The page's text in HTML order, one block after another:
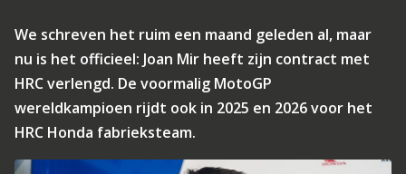
We schreven het ruim een maand geleden al, maar
nu is het officieel: Joan Mir heeft zijn contract met
HRC verlengd. De voormalig MotoGP
wereldkampioen rijdt ook in 2025 en 2026 voor het
HRC Honda fabrieksteam.